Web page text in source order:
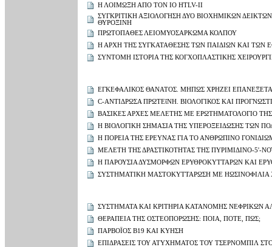
Η ΛΟΙΜΩΞΗ ΑΠΟ ΤΟΝ ΙΟ HTLV-ΙΙ
ΣΥΓΚΡΙΤΙΚΗ ΑΞΙΟΛΟΓΗΣΗ ΔΥΟ ΒΙΟΧΗΜΙΚΩΝ
ΘΥΡΟΞΙΝΗ
ΠΡΩΤΟΠΑΘΕΣ ΛΕΙΟΜΥΟΣΑΡΚΩΜΑ ΚΟΛΠΟΥ
Η ΑΡΧΗ ΤΗΣ ΣΥΓΚΑΤΑΘΕΣΗΣ ΤΩΝ ΠΑΙΔΙΩΝ ΚΑΙ ΤΩΝ
ΣΥΝΤΟΜΗ ΙΣΤΟΡΙΑ ΤΗΣ ΚΟΓΧΟΠΛΑΣΤΙΚΗΣ
ΕΓΚΕΦΑΛΙΚΟΣ ΘΑΝΑΤΟΣ. ΜΗΠΩΣ ΧΡΗΖΕΙ
C-ΑΝΤΙΔΡΩΣΑ ΠΡΩΤΕΐΝΗ. ΒΙΟΛΟΓΙΚΟΣ ΚΑΙ
ΒΑΣΙΚΕΣ ΑΡΧΕΣ ΜΕΛΕΤΗΣ ΜΕ ΕΡΩΤΗΜΑΤΟΛΟΓΙΟ
Η ΒΙΟΛΟΓΙΚΗ ΣΗΜΑΣΙΑ ΤΗΣ ΥΠΕΡΟΞΕΙΔΩΣΗΣ ΤΩΝ
Η ΠΟΡΕΙΑ ΤΗΣ ΕΡΕΥΝΑΣ ΓΙΑ ΤΟ ΑΝΘΡΩΠΙΝΟ
ΜΕΛΕΤΗ ΤΗΣ ΔΡΑΣΤΙΚΟΤΗΤΑΣ ΤΗΣ ΠΥΡΙΜΙΔΙΝΟ-5'-
Η ΠΑΡΟΥΣΙΑ ΔΥΣΜΟΡΦΩΝ ΕΡΥΘΡΟΚΥΤΤΑΡΩΝ ΚΑΙ
ΣΥΣΤΗΜΑΤΙΚΗ ΜΑΣΤΟΚΥΤΤΑΡΩΣΗ ΜΕ ΗΩΣΙΝΟΦΙΛΙΑ
ΣΥΣΤΗΜΑΤΑ ΚΑΙ ΚΡΙΤΗΡΙΑ ΚΑΤΑΝΟΜΗΣ ΝΕΦΡΙΚΩΝ
ΘΕΡΑΠΕΙΑ ΤΗΣ ΟΣΤΕΟΠΟΡΩΣΗΣ: ΠΟΙΑ, ΠΟΤΕ, ΠΩΣ;
ΠΑΡΒΟΪΟΣ Β19 ΚΑΙ ΚΥΗΣΗ
ΕΠΙΔΡΑΣΕΙΣ ΤΟΥ ΑΤΥΧΗΜΑΤΟΣ ΤΟΥ ΤΣΕΡΝΟΜΠΙΛ